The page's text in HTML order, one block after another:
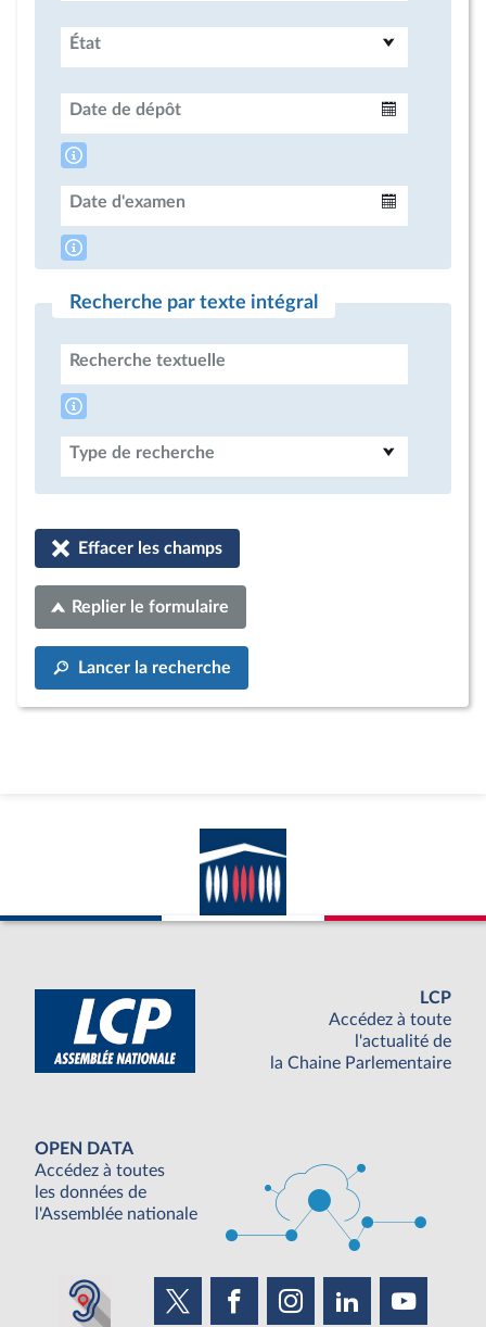
État
Date de dépôt
Date d'examen
Recherche par texte intégral
Recherche textuelle
Type de recherche
Effacer les champs
Replier le formulaire
Lancer la recherche
LCP
Accédez à toute
l'actualité de
la Chaine Parlementaire
OPEN DATA
Accédez à toutes
les données de
l'Assemblée nationale